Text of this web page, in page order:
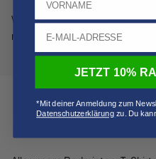
Wir haben Badmintonkleidung
natürlich auch fantastische
JETZT 10%
*Mit deiner Anmeldung zum
Datenschutzerklärung​ zu. Du